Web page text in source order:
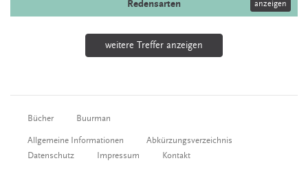
Redensarten anzeigen
weitere Treffer anzeigen
Bücher Buurman
Allgemeine Informationen
Abkürzungsverzeichnis
Datenschutz
Impressum Kontakt